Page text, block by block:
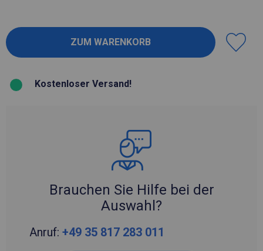
Kostenloser Versand!
Brauchen Sie Hilfe bei der
Auswahl?
Anruf: +49 35 817 283 011